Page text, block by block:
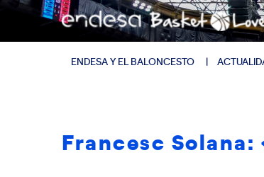
ENDESA Y EL BALONCESTO
Francesc